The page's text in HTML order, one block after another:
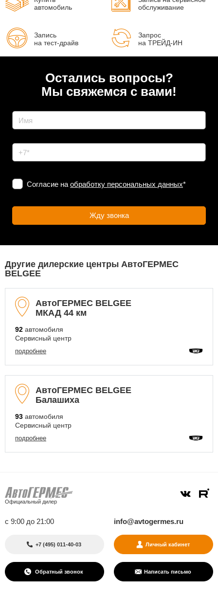
автомобиль
обслуживание
Запись
на тест-драйв
Запрос
на ТРЕЙД-ИН
Остались вопросы?
Мы свяжемся с вами!
Согласие на обработку персональных данных*
Другие дилерские центры АвтоГЕРМЕС
BELGEE
АвтоГЕРМЕС BELGEE
МКАД 44 км
92 автомобиля
Сервисный центр
подробнее
АвтоГЕРМЕС BELGEE
Балашиха
93 автомобиля
Сервисный центр
подробнее
Официальный дилер
с 9:00 до 21:00 info@avtogermes.ru
+7 (495) 011-40-03 Личный кабинет
Обратный звонок Написать письмо